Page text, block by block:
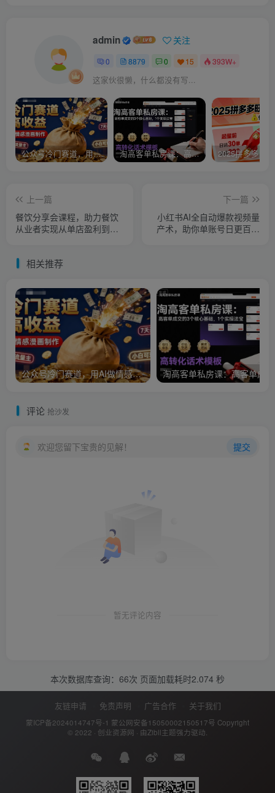
admin 关注
0 8879 0 15 393W+
这家伙很懒，什么都没有写...
公众号冷门赛道，用AI做情感漫画，7天开通流量主，操作简单，小白可玩 淘高客单私房课：高客单成交的3个核心基础，1个实操法宝
上一篇
餐饮分享会课程，助力餐饮
从业者实现从单店盈利到规
下一篇
小红书AI全自动爆款视频量
产术，助你单账号日更百条
相关推荐
公众号冷门赛道，用AI做情感漫画，7天开通流量主，操作简单，小白可玩
评论 抢沙发
欢迎您留下宝贵的见解！ 提交
暂无评论内容
本次数据库查询：66次 页面加载耗时2.074 秒
友链申请 免责声明 广告合作 关于我们
蒙ICP备2024014747号-1 蒙公网安备15050002150517号 Copyright
© 2022 · 创业资源网 · 由Zibll主题强力驱动.